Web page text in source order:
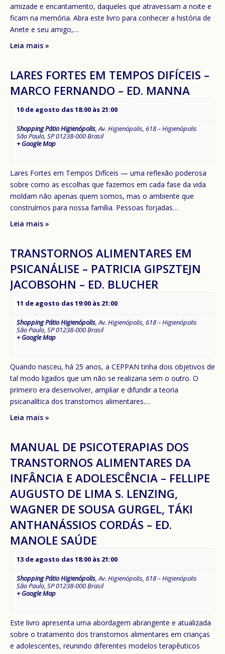
amizade e encantamento, daqueles que atravessam a noite e
ficam na memória. Abra este livro para conhecer a história de
Anete e seu amigo,…
Leia mais »
LARES FORTES EM TEMPOS DIFÍCEIS –
MARCO FERNANDO – ED. MANNA
10 de agosto das 18:00 às 21:00
Shopping Pátio Higienópolis,Av. Higienópolis, 618 – Higienópolis
São Paulo, SP01238-000Brasil
+ Google Map
Lares Fortes em Tempos Difíceis — uma reflexão poderosa
sobre como as escolhas que fazemos em cada fase da vida
moldam não apenas quem somos, mas o ambiente que
construímos para nossa família. Pessoas forjadas…
Leia mais »
TRANSTORNOS ALIMENTARES EM
PSICANÁLISE – PATRICIA GIPSZTEJN
JACOBSOHN – ED. BLUCHER
11 de agosto das 19:00 às 21:00
Shopping Pátio Higienópolis,Av. Higienópolis, 618 – Higienópolis
São Paulo, SP01238-000Brasil
+ Google Map
Quando nasceu, há 25 anos, a CEPPAN tinha dois objetivos de
tal modo ligados que um não se realizaria sem o outro. O
primeiro era desenvolver, ampliar e difundir a teoria
psicanalítica dos transtornos alimentares.…
Leia mais »
MANUAL DE PSICOTERAPIAS DOS
TRANSTORNOS ALIMENTARES DA
INFÂNCIA E ADOLESCÊNCIA – FELLIPE
AUGUSTO DE LIMA S. LENZING,
WAGNER DE SOUSA GURGEL, TÁKI
ANTHANÁSSIOS CORDÁS – ED.
MANOLE SAÚDE
13 de agosto das 18:00 às 21:00
Shopping Pátio Higienópolis,Av. Higienópolis, 618 – Higienópolis
São Paulo, SP01238-000Brasil
+ Google Map
Este livro apresenta uma abordagem abrangente e atualizada
sobre o tratamento dos transtornos alimentares em crianças
e adolescentes, reunindo diferentes modelos terapêuticos